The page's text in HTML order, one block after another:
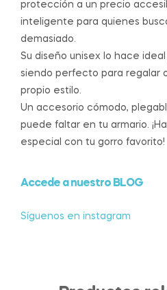
protección a un precio
inteligente para quienes
demasiado.
Su diseño unisex lo hace
siendo perfecto para regalar
propio estilo.
Un accesorio cómodo,
puede faltar en tu armario.
especial con tu gorro favorito!
Accede a nuestro BLOG
Síguenos en instagram